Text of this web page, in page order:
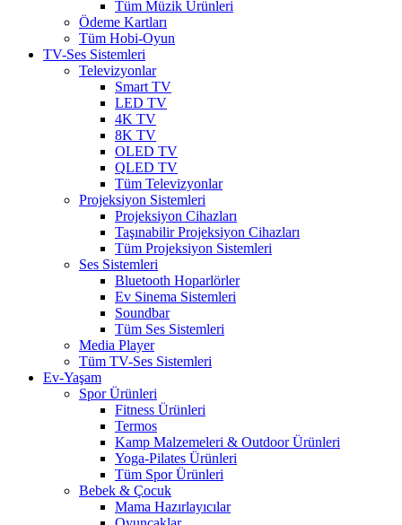
Tüm Müzik Ürünleri
Ödeme Kartları
Tüm Hobi-Oyun
TV-Ses Sistemleri
Televizyonlar
Smart TV
LED TV
4K TV
8K TV
OLED TV
QLED TV
Tüm Televizyonlar
Projeksiyon Sistemleri
Projeksiyon Cihazları
Taşınabilir Projeksiyon Cihazları
Tüm Projeksiyon Sistemleri
Ses Sistemleri
Bluetooth Hoparlörler
Ev Sinema Sistemleri
Soundbar
Tüm Ses Sistemleri
Media Player
Tüm TV-Ses Sistemleri
Ev-Yaşam
Spor Ürünleri
Fitness Ürünleri
Termos
Kamp Malzemeleri & Outdoor Ürünleri
Yoga-Pilates Ürünleri
Tüm Spor Ürünleri
Bebek & Çocuk
Mama Hazırlayıcılar